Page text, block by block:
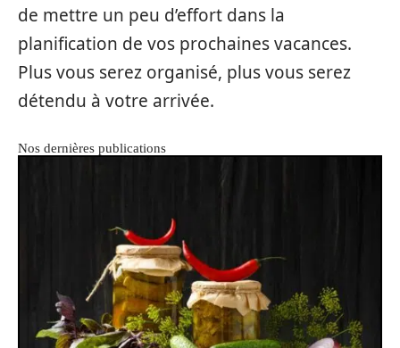
de mettre un peu d’effort dans la
planification de vos prochaines vacances.
Plus vous serez organisé, plus vous serez
détendu à votre arrivée.
Nos dernières publications